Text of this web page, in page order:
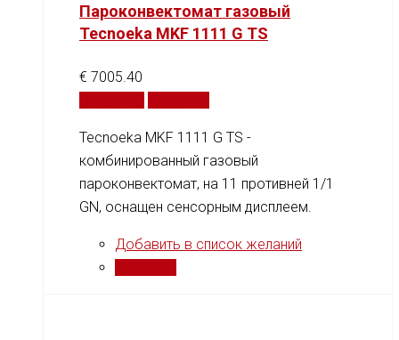
Пароконвектомат газовый
Tecnoeka MKF 1111 G TS
€ 7005.40
Tecnoeka MKF 1111 G TS -
комбинированный газовый
пароконвектомат, на 11 противней 1/1
GN, оснащен сенсорным дисплеем.
Добавить в список желаний